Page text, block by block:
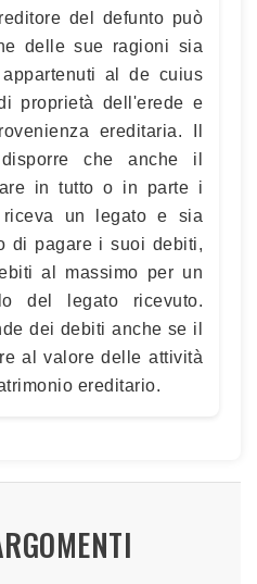
del defunto può
delle sue ragioni sia
al de cuius
proprietà dell'erede e
ereditaria. Il
che anche il
in tutto o in parte i
un legato e sia
di pagare i suoi debiti,
al massimo per un
del legato ricevuto.
dei debiti anche se il
al valore delle attività
ereditario.